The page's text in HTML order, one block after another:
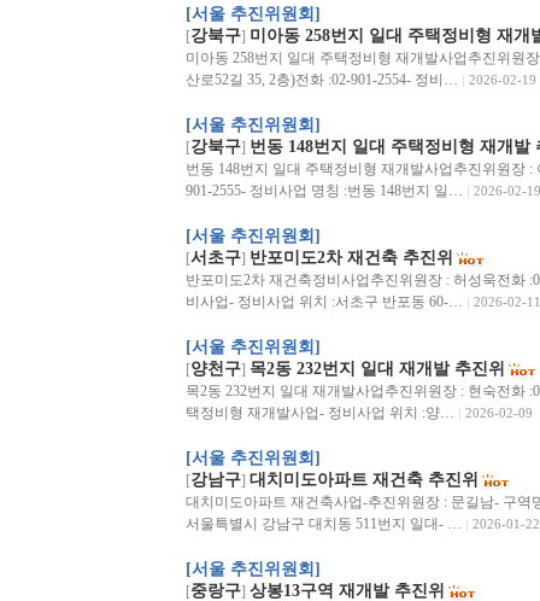
[서울 추진위원회]
[강북구] 미아동 258번지 일대 주택정비형 재개
미아동 258번지 일대 주택정비형 재개발사업추진위원
산로52길 35, 2층)전화 :02-901-2554- 정비…
2026-02-19
[서울 추진위원회]
[강북구] 번동 148번지 일대 주택정비형 재개발
번동 148번지 일대 주택정비형 재개발사업추진위원장 :
901-2555- 정비사업 명칭 :번동 148번지 일…
2026-02-19
[서울 추진위원회]
[서초구] 반포미도2차 재건축 추진위
반포미도2차 재건축정비사업추진위원장 : 허성욱전화
비사업- 정비사업 위치 :서초구 반포동 60-…
2026-02-11
[서울 추진위원회]
[양천구] 목2동 232번지 일대 재개발 추진위
목2동 232번지 일대 재개발사업추진위원장 : 현숙전화
택정비형 재개발사업- 정비사업 위치 :양…
2026-02-09
[서울 추진위원회]
[강남구] 대치미도아파트 재건축 추진위
대치미도아파트 재건축사업-추진위원장 : 문길남- 구
서울특별시 강남구 대치동 511번지 일대- …
2026-01-22
[서울 추진위원회]
[중랑구] 상봉13구역 재개발 추진위